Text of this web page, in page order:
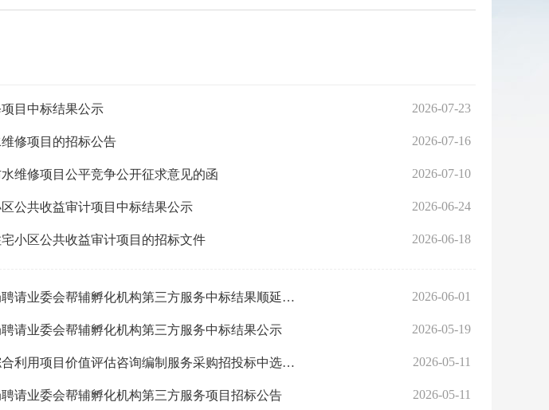
目中标结果公示 2026-07-23
修项目的招标公告 2026-07-16
维修项目公平竞争公开征求意见的函 2026-07-10
公共收益审计项目中标结果公示 2026-06-24
小区公共收益审计项目的招标文件 2026-06-18
2026年东西湖区住房和城市更新局聘请业委会帮辅孵化机构第三方服务中标结果顺延公示 2026-06-01
请业委会帮辅孵化机构第三方服务中标结果公示 2026-05-19
关于东西湖区公园绿地生态空间综合利用项目价值评估咨询编制服务采购招投标中选结果公示 2026-05-11
请业委会帮辅孵化机构第三方服务项目招标公告 2026-05-11